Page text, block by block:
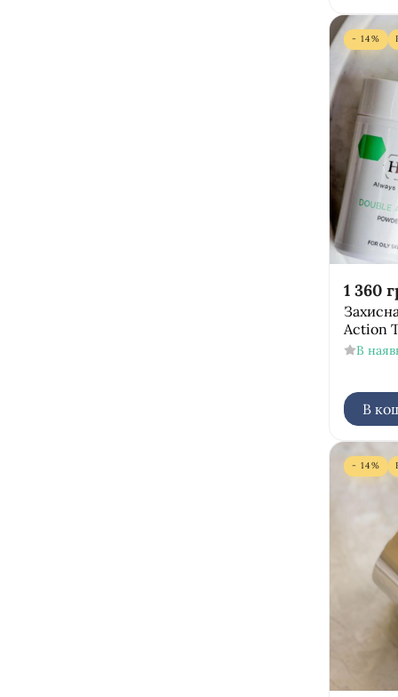
- 14%
1 360
Action
В
В
- 14%